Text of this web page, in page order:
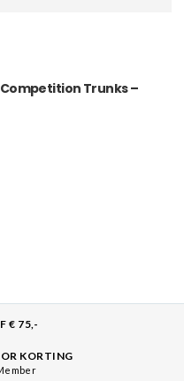
Trunks –
€ 75,-
KORTING